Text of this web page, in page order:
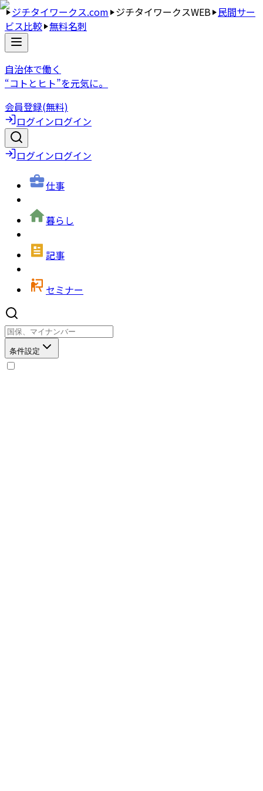
ジチタイワークス.com ジチタイワークスWEB 民間サー
ビス比較 無料名刺
自治体で働く
“コトとヒト”を元気に。
会員登録(無料)
ログインログイン
ログインログイン
仕事
暮らし
記事
セミナー
条件設定